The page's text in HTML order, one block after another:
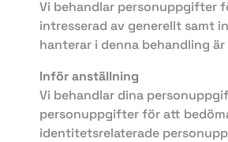
Vi behandlar personuppgifter
intresserad av generellt samt
hanterar i denna behandling
Inför anställning
Vi behandlar dina
personuppgifter för att
identitetsrelaterade